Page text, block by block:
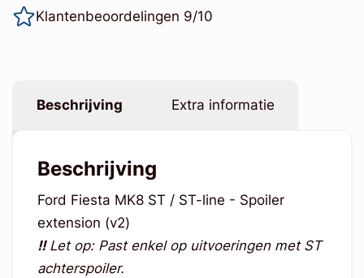
Klantenbeoordelingen 9/10
Beschrijving Extra informatie
Beschrijving
Ford Fiesta MK8 ST / ST-line - Spoiler
extension (v2)
!!Let op: Past enkel op uitvoeringen met ST
achterspoiler.